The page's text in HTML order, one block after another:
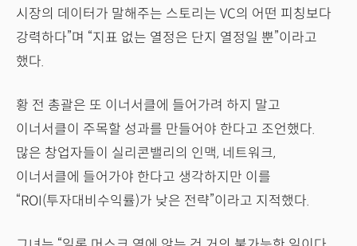
시장의 데이터가 말해주는 스토리는 VC의 어떤 피칭보다
강력하다”며 “지표 없는 열정은 단지 열정일 뿐”이라고
했다.
황 전 총괄은 또 이너서클에 들어가려 하지 말고
이너서클이 주목할 성과를 만들어야 한다고 조언했다.
많은 창업자들이 실리콘밸리의 인맥, 네트워크,
이너서클에 들어가야 한다고 생각하지만 이를
“ROI(투자대비수익률)가 낮은 전략”이라고 지적했다.